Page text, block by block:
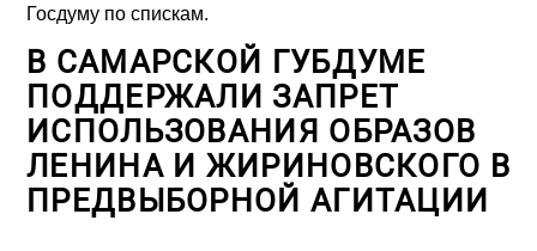
Госдуму по спискам.
В САМАРСКОЙ ГУБДУМЕ
ПОДДЕРЖАЛИ ЗАПРЕТ
ИСПОЛЬЗОВАНИЯ ОБРАЗОВ
ЛЕНИНА И ЖИРИНОВСКОГО В
ПРЕДВЫБОРНОЙ АГИТАЦИИ